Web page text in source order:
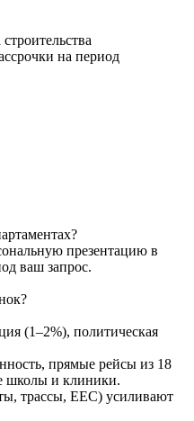
на период
презентацию в
ваш запрос.
(1–2%), политическая
прямые рейсы из 18
школы и клиники.
трассы, EEC) усиливают